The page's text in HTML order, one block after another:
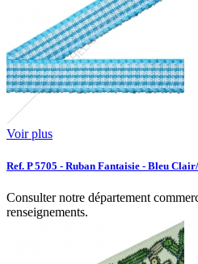
Voir plus
Ref. P 5705 - Ruban Fantaisie - Bleu
Consulter notre département
renseignements.